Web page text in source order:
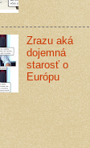
Zrazu aká
dojemná
starosť o
Európu